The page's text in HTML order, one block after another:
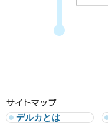
デルカとは